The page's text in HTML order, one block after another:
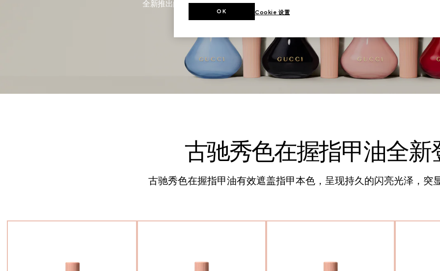
全新推出的古驰秀色在握指甲油采用复古瓶身设计，打造色泽浓郁饱满的效果，突显品
古驰秀色在握指甲油全新
古驰秀色在握指甲油有效遮盖指甲本色，呈现持久的闪亮光泽，突
Cookie 设置
OK